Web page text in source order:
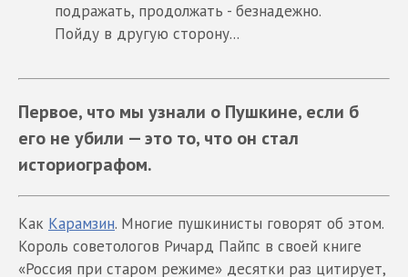
подражать, продолжать - безнадежно.
Пойду в другую сторону...
Первое, что мы узнали о Пушкине, если б
его не убили — это то, что он стал
историографом.
Как Карамзин. Многие пушкинисты говорят об этом.
Король советологов Ричард Пайпс в своей книге
«Россия при старом режиме» десятки раз цитирует,